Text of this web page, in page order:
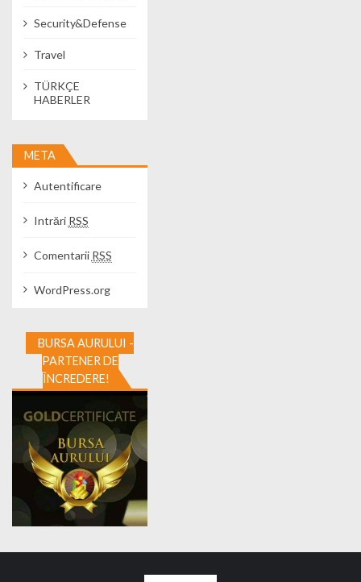
Security&Defense
Travel
TÜRKÇE
HABERLER
META
Autentificare
Intrări RSS
Comentarii RSS
WordPress.org
BURSA AURULUI -
PARTENER DE
ÎNCREDERE!